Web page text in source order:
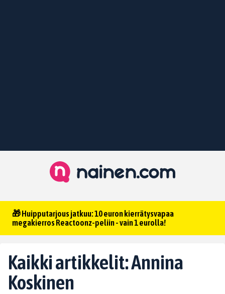
🎁 Huipputarjous jatkuu: 10 euron kierrätysvapaa
megakierros Reactoonz-peliin - vain 1 eurolla!
Kaikki artikkelit: Annina
Koskinen